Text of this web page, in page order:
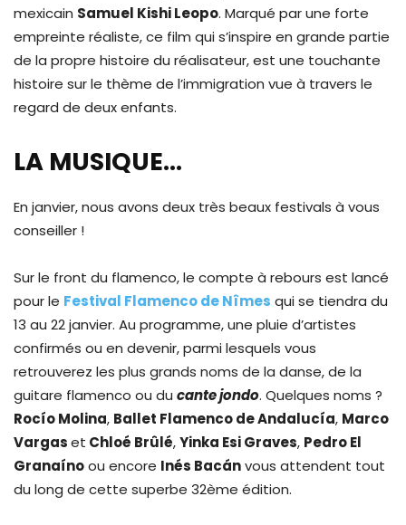
mexicain Samuel Kishi Leopo. Marqué par une forte
empreinte réaliste, ce film qui s’inspire en grande partie
de la propre histoire du réalisateur, est une touchante
histoire sur le thème de l’immigration vue à travers le
regard de deux enfants.
LA MUSIQUE…
En janvier, nous avons deux très beaux festivals à vous
conseiller !
Sur le front du flamenco, le compte à rebours est lancé
pour le Festival Flamenco de Nîmes qui se tiendra du
13 au 22 janvier. Au programme, une pluie d’artistes
confirmés ou en devenir, parmi lesquels vous
retrouverez les plus grands noms de la danse, de la
guitare flamenco ou du cante jondo. Quelques noms ?
Rocío Molina, Ballet Flamenco de Andalucía, Marco
Vargaset Chloé Brûlé,Yinka Esi Graves, Pedro El
Granaínoou encore Inés Bacánvous attendent tout
du long de cette superbe 32ème édition.